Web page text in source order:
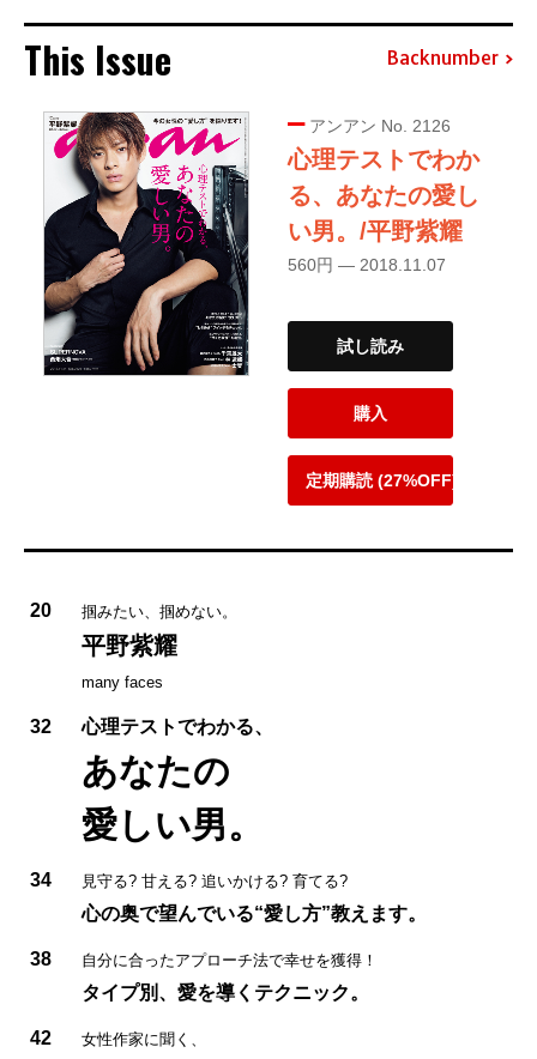
This Issue Backnumber
アンアン No. 2126
心理テストでわか
る、あなたの愛し
い男。/平野紫耀
560円 — 2018.11.07
試し読み
購入
定期購読 (27%OFF)
20 掴みたい、掴めない。
平野紫耀
many faces
32 心理テストでわかる、
あなたの
愛しい男。
34 見守る? 甘える? 追いかける? 育てる?
心の奥で望んでいる“愛し方”教えます。
38 自分に合ったアプローチ法で幸せを獲得！
タイプ別、愛を導くテクニック。
42 女性作家に聞く、